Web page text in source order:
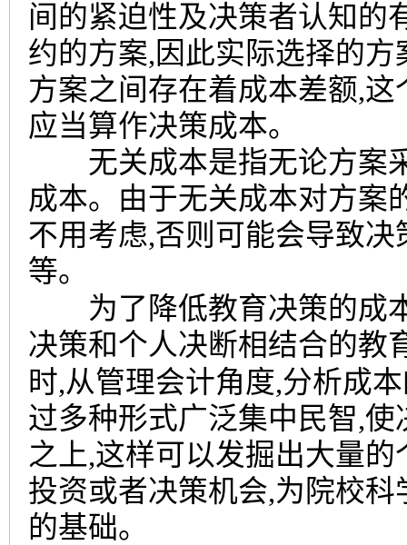
间的紧迫性及决策者认知的
约的方案,因此实际选择的
方案之间存在着成本差额,
应当算作决策成本。
无关成本是指无论方案
成本。由于无关成本对方案
不用考虑,否则可能会导致
等。
为了降低教育决策的成
决策和个人决断相结合的教
时,从管理会计角度,分析成
过多种形式广泛集中民智,
之上,这样可以发掘出大量
投资或者决策机会,为院校
的基础。